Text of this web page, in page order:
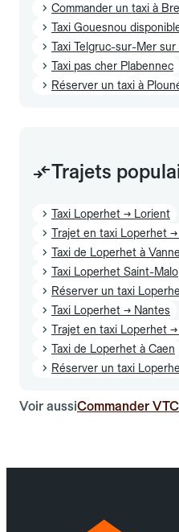
Commander un taxi à
Taxi Gouesnou
Taxi Telgruc-sur-Mer
Taxi pas cher Plabennec
Réserver un taxi à
Trajets
Taxi Loperhet → Lorient
Trajet en taxi Loperhet
Taxi de Loperhet à
Taxi Loperhet Saint-Malo
Réserver un taxi
Taxi Loperhet → Nantes
Trajet en taxi Loperhet →
Taxi de Loperhet à Caen
Réserver un taxi
Voir aussiCommander VTC